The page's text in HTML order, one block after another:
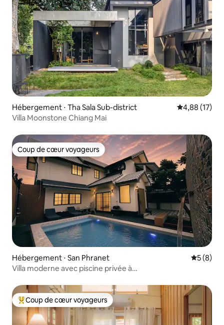
Hébergement ⋅ Tha Sala Sub-district Évaluation
4,88 (17)
Villa Moonstone Chiang Mai
Coup de cœur voyageurs
Coup de cœur voyageurs
Hébergement ⋅ San Phranet
5 (8)
Villa moderne avec piscine privée à
réunions de famille | Proche de l'aéroport de Chiang Mai,
accès facile aux transports, à 15 minutes de la vieille ville
Coups de cœur voyageurs les plus appréciés
Coup de cœur voyageurs